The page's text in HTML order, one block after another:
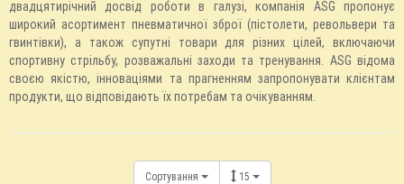
двадцятирічний досвід роботи в галузі, компанія ASG пропонує
широкий асортимент пневматичної зброї (пістолети, револьвери та
гвинтівки), а також супутні товари для різних цілей, включаючи
спортивну стрільбу, розважальні заходи та тренування. ASG відома
своєю якістю, інноваціями та прагненням запропонувати клієнтам
продукти, що відповідають їх потребам та очікуванням.
Сортування 15